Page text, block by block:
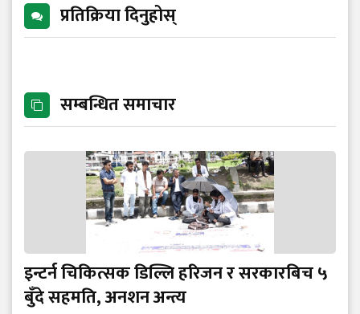
प्रतिक्रिया दिनुहोस्
सम्बन्धित समाचार
इन्टर्न चिकित्सक डिल्लि हरिजन र सरकारबिच ५
बुँदे सहमति, अनशन अन्त्य